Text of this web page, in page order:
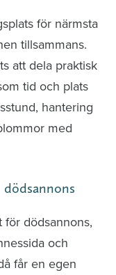
för närmsta
tillsammans.
att dela praktisk
tid och plats
hantering
med
för dödsannons,
och
får en egen